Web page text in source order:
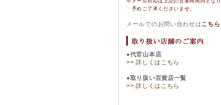
予めご了承くださいませ。
メールでのお問い合わせはこちら
●代官山本店
>> 詳しくはこちら
●取り扱い百貨店一覧
>> 詳しくはこちら